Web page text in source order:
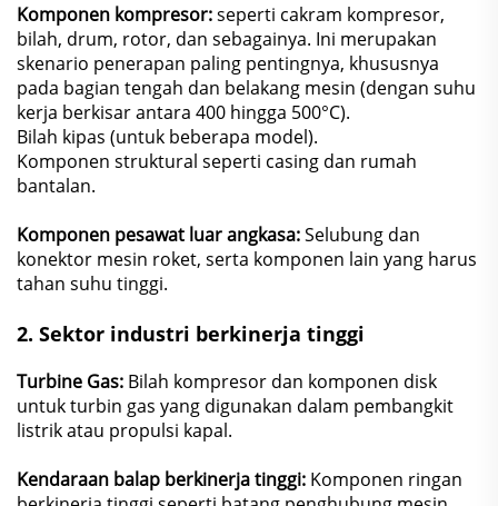
Komponen kompresor:seperti cakram kompresor,
bilah, drum, rotor, dan sebagainya. Ini merupakan
skenario penerapan paling pentingnya, khususnya
pada bagian tengah dan belakang mesin (dengan suhu
kerja berkisar antara 400 hingga 500°C).
Bilah kipas (untuk beberapa model).
Komponen struktural seperti casing dan rumah
bantalan.
Komponen pesawat luar angkasa:Selubung dan
konektor mesin roket, serta komponen lain yang harus
tahan suhu tinggi.
2. Sektor industri berkinerja tinggi
Turbine Gas: Bilah kompresor dan komponen disk
untuk turbin gas yang digunakan dalam pembangkit
listrik atau propulsi kapal.
Kendaraan balap berkinerja tinggi: Komponen ringan